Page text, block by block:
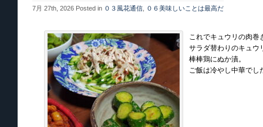
7月 27th, 2026 Posted in ０３風花通信 ０６美味しいことは最高だ
これでキュウリの肉巻
サラダ替わりのキュウ
棒棒鶏にぬか漬。
ご飯は冷やし中華でし